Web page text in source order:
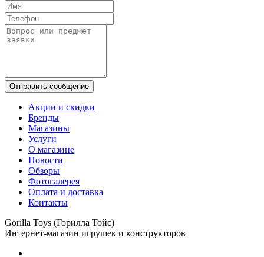
Отправить сообщение
Акции и скидки
Бренды
Магазины
Услуги
О магазине
Новости
Обзоры
Фотогалерея
Оплата и доставка
Контакты
Gorilla Toys (Горилла Тойс)
Интернет-магазин игрушек и конструкторов